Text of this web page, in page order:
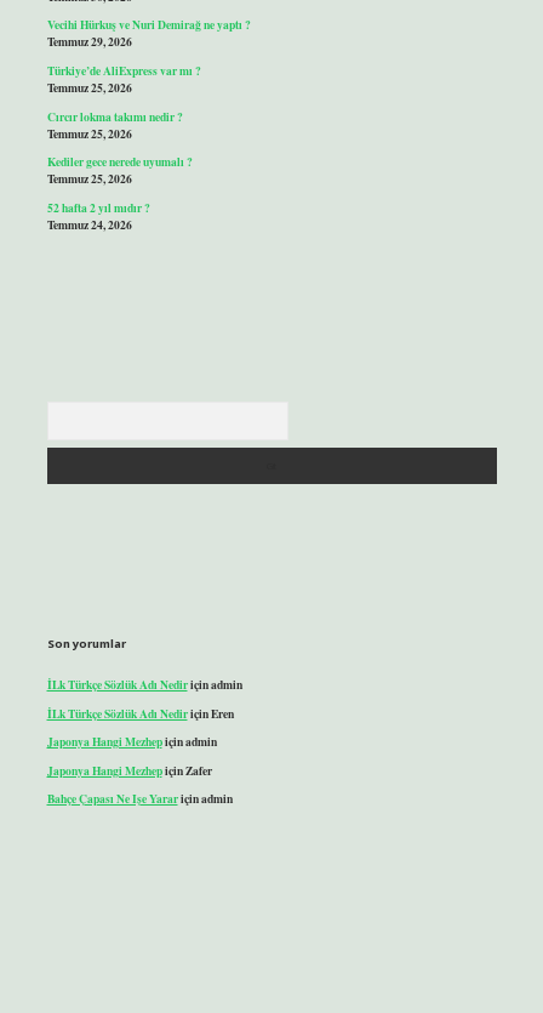
Vecihi Hürkuş ve Nuri Demirağ ne yaptı ?
Temmuz 29, 2026
Türkiye’de AliExpress var mı ?
Temmuz 25, 2026
Cırcır lokma takımı nedir ?
Temmuz 25, 2026
Kediler gece nerede uyumalı ?
Temmuz 25, 2026
52 hafta 2 yıl mıdır ?
Temmuz 24, 2026
Son yorumlar
İLk Türkçe Sözlük Adı Nediriçinadmin
İLk Türkçe Sözlük Adı NediriçinEren
Japonya Hangi Mezhepiçinadmin
Japonya Hangi MezhepiçinZafer
Bahçe Çapası Ne Işe Yarariçinadmin